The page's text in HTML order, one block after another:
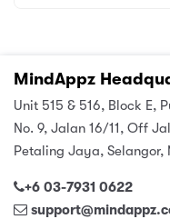
MindAppz
Unit 515 & 516, Block E,
No. 9, Jalan 16/11, Off
Petaling Jaya, Selangor,
+6 03-7931 0622